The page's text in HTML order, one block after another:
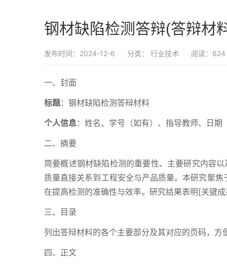
钢材缺陷检测答辩(答辩材
发布时间：2024-12-6 分类： 行业技术 阅读：624
一、封面
标题：钢材缺陷检测答辩材料
个人信息：姓名、学号（如有）、指导教师、日期
二、摘要
简要概述钢材缺陷检测的重要性、主要研究内容
质量直接关系到工程安全与产品质量。本研究聚
在提高检测的准确性与效率。研究结果表明[关键成
三、目录
列出答辩材料的各个主要部分及其对应的页码，方
四、正文